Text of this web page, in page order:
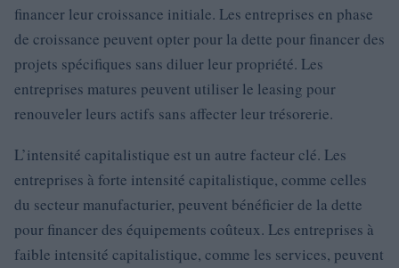
financer leur croissance initiale. Les entreprises en phase
de croissance peuvent opter pour la dette pour financer des
projets spécifiques sans diluer leur propriété. Les
entreprises matures peuvent utiliser le leasing pour
renouveler leurs actifs sans affecter leur trésorerie.
L’intensité capitalistique est un autre facteur clé. Les
entreprises à forte intensité capitalistique, comme celles
du secteur manufacturier, peuvent bénéficier de la dette
pour financer des équipements coûteux. Les entreprises à
faible intensité capitalistique, comme les services, peuvent